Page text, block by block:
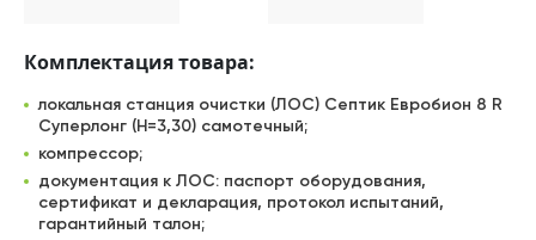
Комплектация товара:
локальная станция очистки (ЛОС) Септик Евробион 8 R
Суперлонг (Н=3,30) самотечный;
компрессор;
документация к ЛОС: паспорт оборудования,
сертификат и декларация, протокол испытаний,
гарантийный талон;